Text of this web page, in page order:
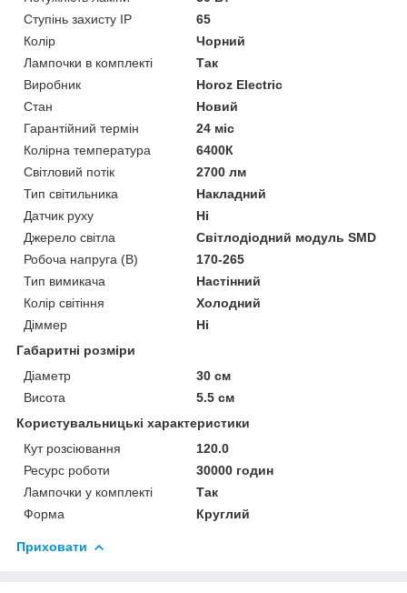
Ступінь захисту IP
65
Колір
Чорний
Лампочки в комплекті
Так
Виробник
Horoz Electric
Стан
Новий
Гарантійний термін
24 міс
Колірна температура
6400К
Світловий потік
2700 лм
Тип світильника
Накладний
Датчик руху
Ні
Джерело світла
Світлодіодний модуль SMD
Робоча напруга (В)
170-265
Тип вимикача
Настінний
Колір світіння
Холодний
Діммер
Ні
Габаритні розміри
Діаметр
30 см
Висота
5.5 см
Користувальницькі характеристики
Кут розсіювання
120.0
Ресурс роботи
30000 годин
Лампочки у комплекті
Так
Форма
Круглий
Приховати